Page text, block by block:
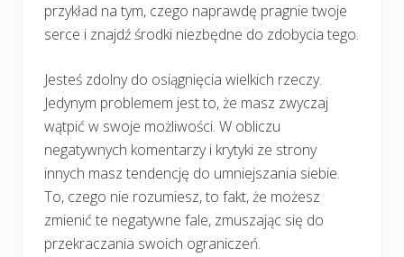
przykład na tym, czego naprawdę pragnie twoje
serce i znajdź środki niezbędne do zdobycia tego.
Jesteś zdolny do osiągnięcia wielkich rzeczy.
Jedynym problemem jest to, że masz zwyczaj
wątpić w swoje możliwości. W obliczu
negatywnych komentarzy i krytyki ze strony
innych masz tendencję do umniejszania siebie.
To, czego nie rozumiesz, to fakt, że możesz
zmienić te negatywne fale, zmuszając się do
przekraczania swoich ograniczeń.